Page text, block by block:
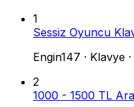
1
Sessiz Oyuncu
Engin147 · Klavye ·
2
1000 - 1500 TL